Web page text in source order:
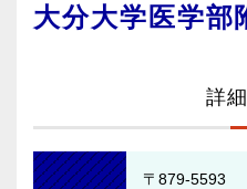
大分大学医学部
詳
〒879-5593